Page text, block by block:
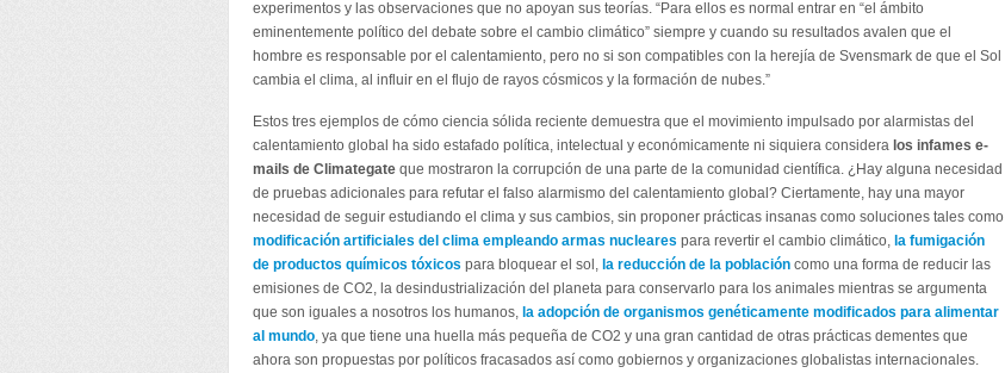
experimentos y las observaciones que no apoyan sus teorías. “Para ellos es normal entrar en “el ámbito
eminentemente político del debate sobre el cambio climático” siempre y cuando su resultados avalen que el
hombre es responsable por el calentamiento, pero no si son compatibles con la herejía de Svensmark de que el Sol
cambia el clima, al influir en el flujo de rayos cósmicos y la formación de nubes.”
Estos tres ejemplos de cómo ciencia sólida reciente demuestra que el movimiento impulsado por alarmistas del
calentamiento global ha sido estafado política, intelectual y económicamente ni siquiera considera los infames e-
mails de Climategate que mostraron la corrupción de una parte de la comunidad científica. ¿Hay alguna necesidad
de pruebas adicionales para refutar el falso alarmismo del calentamiento global? Ciertamente, hay una mayor
necesidad de seguir estudiando el clima y sus cambios, sin proponer prácticas insanas como soluciones tales como
modificación artificiales del clima empleando armas nucleares para revertir el cambio climático, la fumigación
de productos químicos tóxicos para bloquear el sol, la reducción de la población como una forma de reducir las
emisiones de CO2, la desindustrialización del planeta para conservarlo para los animales mientras se argumenta
que son iguales a nosotros los humanos, la adopción de organismos genéticamente modificados para alimentar
al mundo, ya que tiene una huella más pequeña de CO2 y una gran cantidad de otras prácticas dementes que
ahora son propuestas por políticos fracasados así como gobiernos y organizaciones globalistas internacionales.